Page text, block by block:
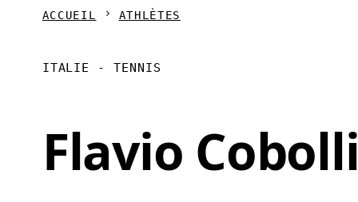
ACCUEIL ATHLÈTES
ITALIE - TENNIS
Flavio Cobolli